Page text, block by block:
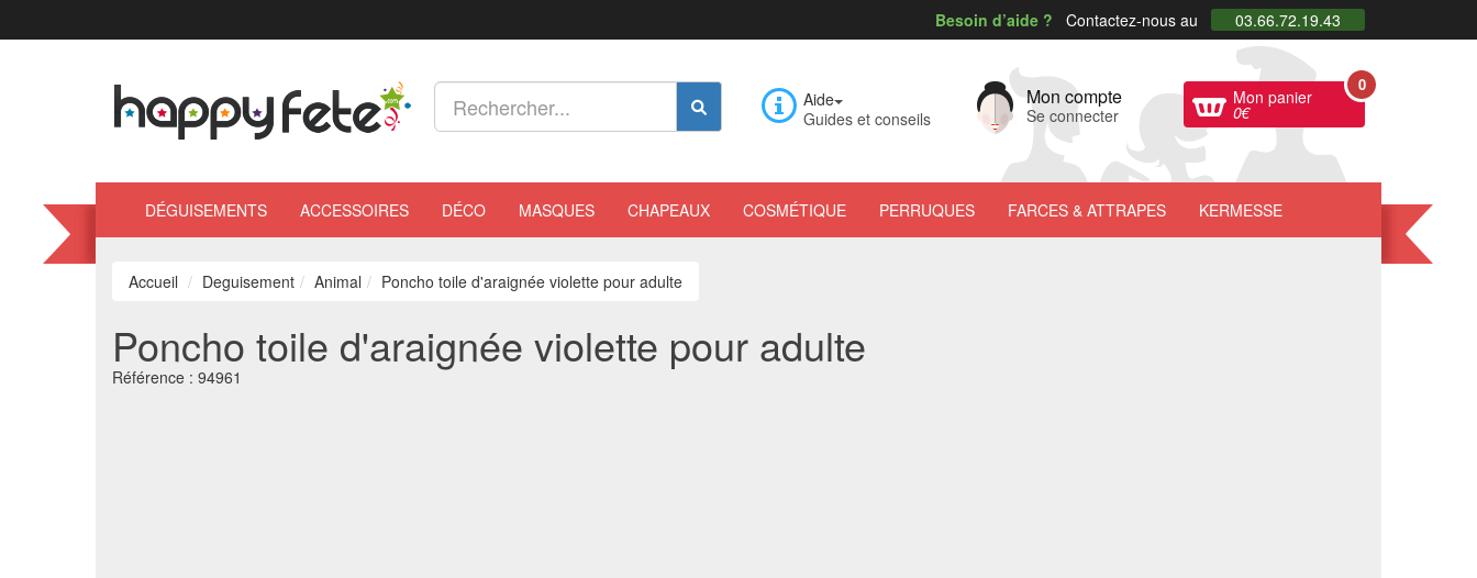
Besoin d’aide ? Contactez-nous au 03.66.72.19.43
Aide
Guides et conseils
Mon compte
Se connecter
Mon panier
0€
0
DÉGUISEMENTS ACCESSOIRES DÉCO MASQUES CHAPEAUX COSMÉTIQUE PERRUQUES FARCES & ATTRAPES KERMESSE
Accueil Deguisement Animal Poncho toile d'araignée violette pour adulte
Poncho toile d'araignée violette pour adulte
Référence : 94961